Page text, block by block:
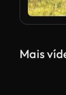
Mais